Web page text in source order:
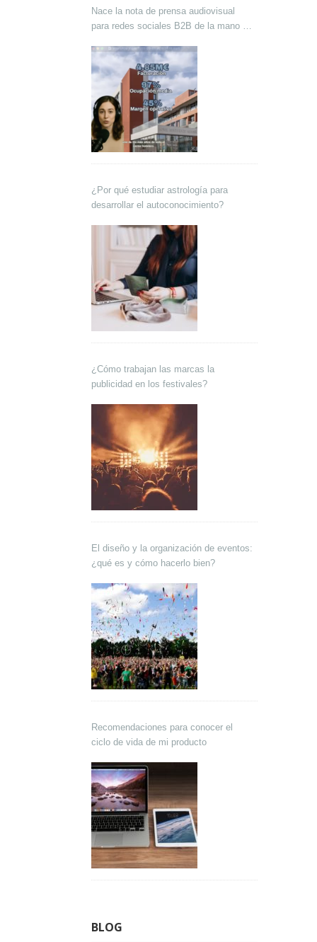
Nace la nota de prensa audiovisual
para redes sociales B2B de la mano de
¿Por qué estudiar astrología para
desarrollar el autoconocimiento?
¿Cómo trabajan las marcas la
publicidad en los festivales?
El diseño y la organización de eventos:
¿qué es y cómo hacerlo bien?
Recomendaciones para conocer el
ciclo de vida de mi producto
BLOG